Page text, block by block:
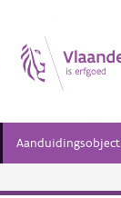
Aanduidingsobject